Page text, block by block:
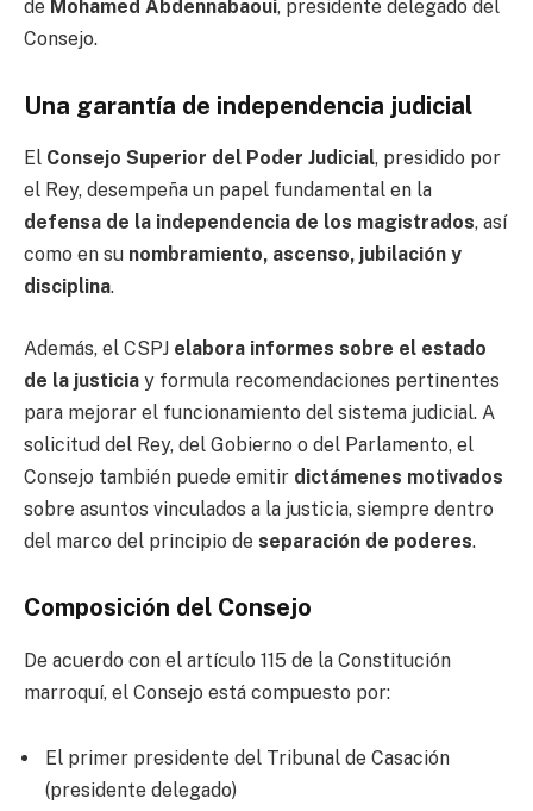
de Mohamed Abdennabaoui, presidente delegado del
Consejo.
Una garantía de independencia judicial
El Consejo Superior del Poder Judicial, presidido por
el Rey, desempeña un papel fundamental en la
defensa de la independencia de los magistrados, así
como en su nombramiento, ascenso, jubilación y
disciplina.
Además, el CSPJ elabora informes sobre el estado
de la justicia y formula recomendaciones pertinentes
para mejorar el funcionamiento del sistema judicial. A
solicitud del Rey, del Gobierno o del Parlamento, el
Consejo también puede emitir dictámenes motivados
sobre asuntos vinculados a la justicia, siempre dentro
del marco del principio de separación de poderes.
Composición del Consejo
De acuerdo con el artículo 115 de la Constitución
marroquí, el Consejo está compuesto por:
El primer presidente del Tribunal de Casación
(presidente delegado)